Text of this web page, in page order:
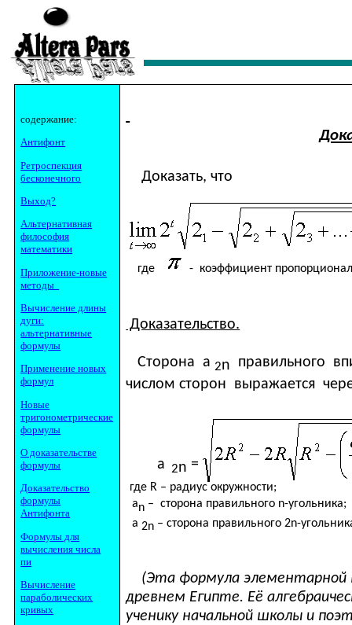
содержание:
Антифонт
Ретроспекция
бесконечного
Выход?
Альтернативная
философия
математики
Приложение-новые
методы
Вычисление длины
дуги:
альтернативные
формулы
Применение новых
формул
Новые
тригонометрические
формулы
О доказательстве
формулы
Доказательство
формулы
Антифонта
Формулы для
вычисления числа
пи
Вычисление
параболических
кривых
Доказать, что
где - коэффициент
Доказательство.
Сторона а 2n правильного
числом сторон выражается
а 2n =
где R – радиус окружности;
аn – сторона правильного n-угольника;
а 2n – сторона правильного 2n-
(Эта формула элементарной
древнем Египте. Её
ученику начальной школы и